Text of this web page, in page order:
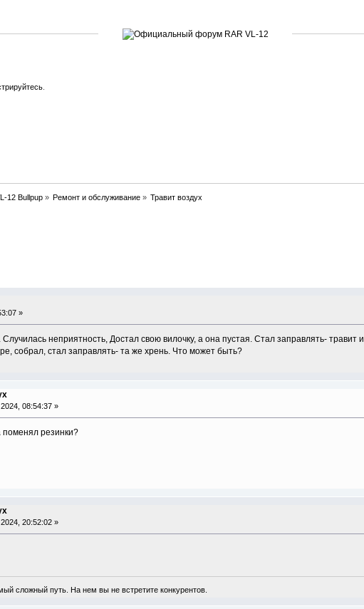
12 Bullpup» Ремонт и обслуживание » Травит воздух
»
Случилась неприятность, Достал свою вилочку, а она пустая. Стал заправлять-
собрал, стал заправлять- та же хрень. Что может быть?
08:54:37 »
поменял резинки?
20:52:02 »
сложный путь. На нем вы не встретите конкурентов.